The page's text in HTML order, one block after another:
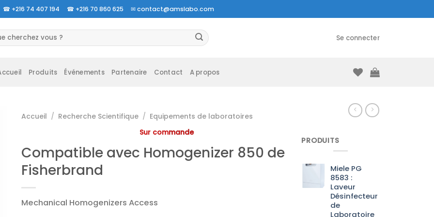
☎ +216 74 407 194 ☎ +216 70 860 625 ✉contact@amslabo.com
Se connecter
Produits Événements Partenaire Contact A propos
Accueil / Recherche Scientifique / Equipements de laboratoires
Sur commande
Compatible avec Homogenizer 850 de
Fisherbrand
Mechanical Homogenizers Access
PRODUITS
Miele PG
8583 :
Laveur
Désinfecteur
de
Laboratoire